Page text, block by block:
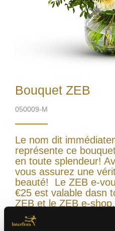
Bouquet ZEB
050009-M
Le nom dit
représente ce
en toute splendeur!
vous assurez une
beauté! Le ZEB e-
€25 est valable dasn
ZEB et le ZEB e-shop.
Vase excl.